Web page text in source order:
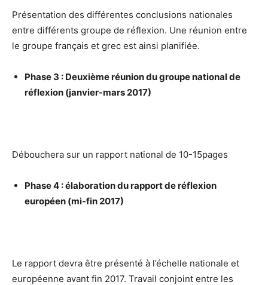
Présentation des différentes conclusions nationales
entre différents groupe de réflexion. Une réunion entre
le groupe français et grec est ainsi planifiée.
Phase 3 : Deuxième réunion du groupe national de
réflexion (janvier-mars 2017)
Débouchera sur un rapport national de 10-15pages
Phase 4 : élaboration du rapport de réflexion
européen (mi-fin 2017)
Le rapport devra être présenté à l’échelle nationale et
européenne avant fin 2017. Travail conjoint entre les